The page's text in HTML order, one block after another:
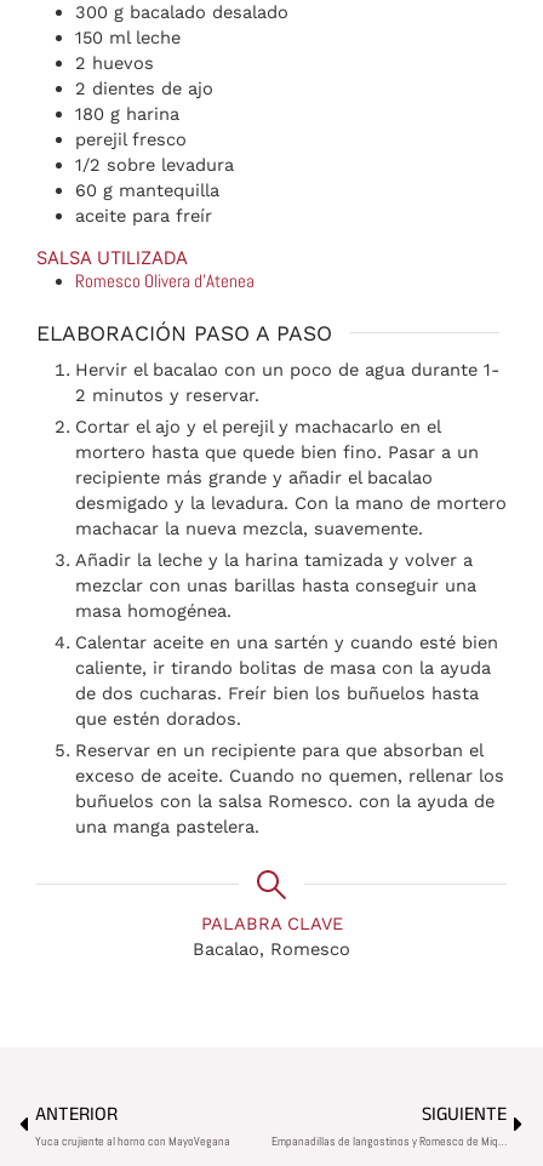
300 g bacalado desalado
150 ml leche
2 huevos
2 dientes de ajo
180 g harina
perejil fresco
1/2 sobre levadura
60 g mantequilla
aceite para freír
SALSA UTILIZADA
Romesco Olivera d'Atenea
ELABORACIÓN PASO A PASO
Hervir el bacalao con un poco de agua durante 1-
2 minutos y reservar.
Cortar el ajo y el perejil y machacarlo en el
mortero hasta que quede bien fino. Pasar a un
recipiente más grande y añadir el bacalao
desmigado y la levadura. Con la mano de mortero
machacar la nueva mezcla, suavemente.
Añadir la leche y la harina tamizada y volver a
mezclar con unas barillas hasta conseguir una
masa homogénea.
Calentar aceite en una sartén y cuando esté bien
caliente, ir tirando bolitas de masa con la ayuda
de dos cucharas. Freír bien los buñuelos hasta
que estén dorados.
Reservar en un recipiente para que absorban el
exceso de aceite. Cuando no quemen, rellenar los
buñuelos con la salsa Romesco. con la ayuda de
una manga pastelera.
PALABRA CLAVE
Bacalao, Romesco
AntANTERIOR
Yuca crujiente al horno con MayoVegana
SIGUIENTE